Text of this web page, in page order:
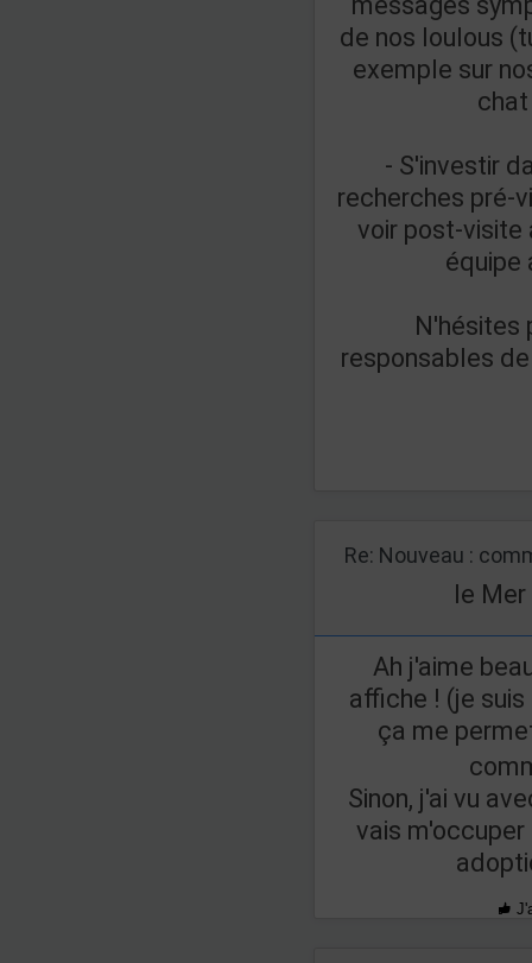
de nos loulous
exemple sur
- S'investir
recherches pré-
voir post-
équipe
N'hésites
responsables
Re: Nouveau :
le Mer
Ah j'aime
affiche ! (je
ça me
Sinon, j'ai vu
vais